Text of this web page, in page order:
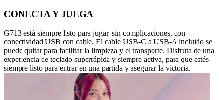
CONECTA Y JUEGA
G713 está siempre listo para jugar, sin complicaciones, con
conectividad USB con cable. El cable USB-C a USB-A incluido se
puede quitar para facilitar la limpieza y el transporte. Disfruta de una
experiencia de teclado superrápida y siempre activa, para que estés
siempre listo para entrar en una partida y asegurar la victoria.